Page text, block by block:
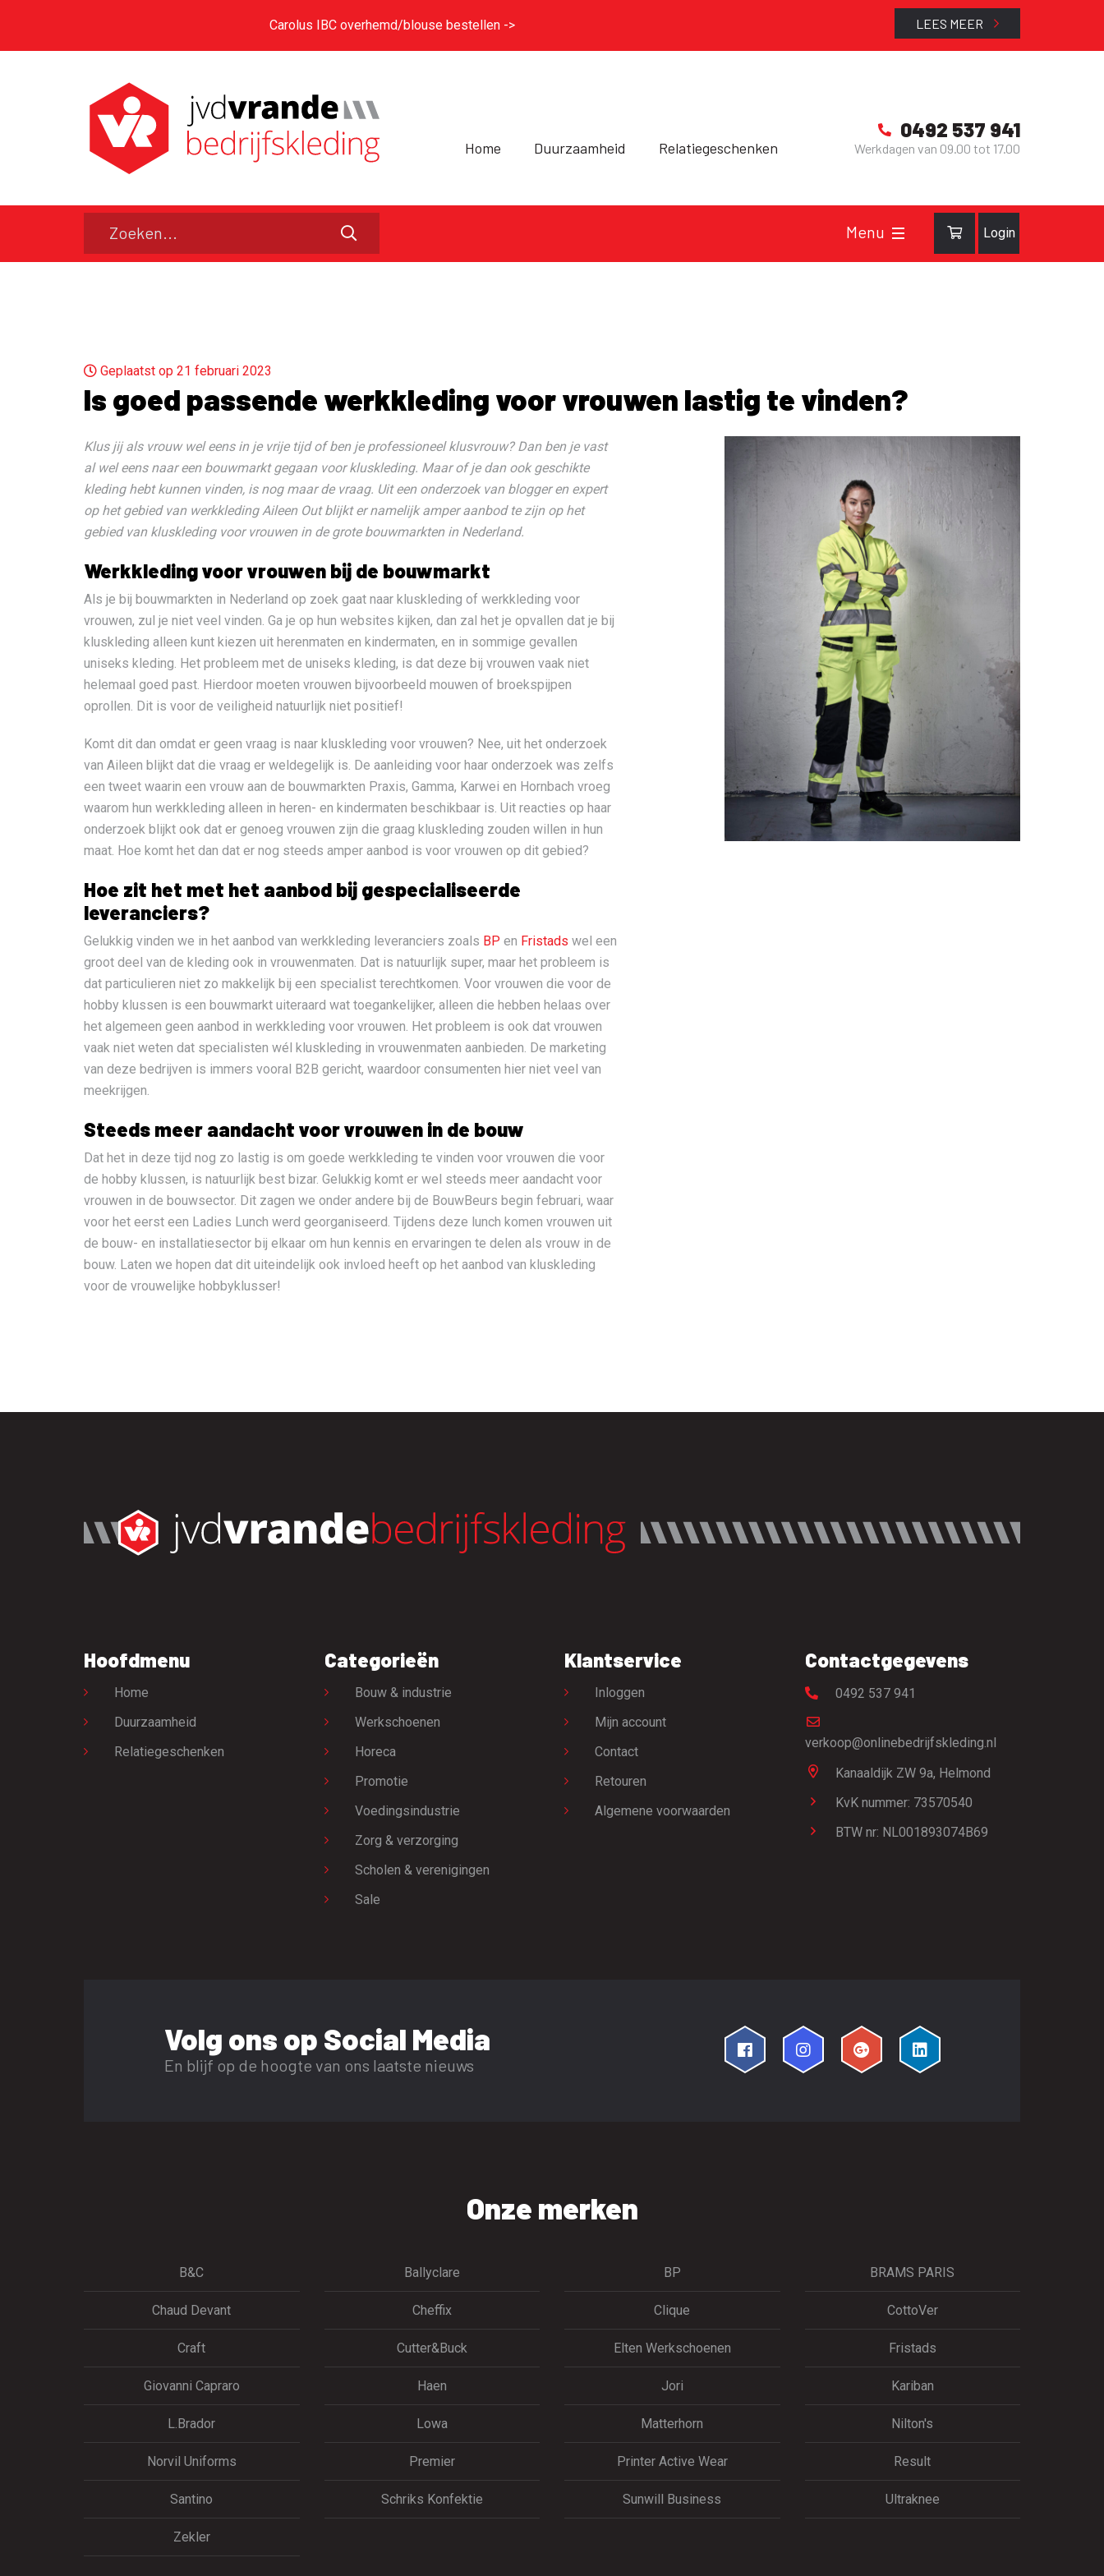
Carolus IBC overhemd/blouse bestellen -> LEES MEER
0492 537 941
Werkdagen van 09.00 tot 17.00
Home Duurzaamheid Relatiegeschenken
Login
Geplaatst op 21 februari 2023
Is goed passende werkkleding voor vrouwen lastig te vinden?
Klus jij als vrouw wel eens in je vrije tijd of ben je professioneel klusvrouw? Dan ben je vast
al wel eens naar een bouwmarkt gegaan voor kluskleding. Maar of je dan ook geschikte
kleding hebt kunnen vinden, is nog maar de vraag. Uit een onderzoek van blogger en expert
op het gebied van werkkleding Aileen Out blijkt er namelijk amper aanbod te zijn op het
gebied van kluskleding voor vrouwen in de grote bouwmarkten in Nederland.
Werkkleding voor vrouwen bij de bouwmarkt
Als je bij bouwmarkten in Nederland op zoek gaat naar kluskleding of werkkleding voor
vrouwen, zul je niet veel vinden. Ga je op hun websites kijken, dan zal het je opvallen dat je bij
kluskleding alleen kunt kiezen uit herenmaten en kindermaten, en in sommige gevallen
uniseks kleding. Het probleem met de uniseks kleding, is dat deze bij vrouwen vaak niet
helemaal goed past. Hierdoor moeten vrouwen bijvoorbeeld mouwen of broekspijpen
oprollen. Dit is voor de veiligheid natuurlijk niet positief!
Komt dit dan omdat er geen vraag is naar kluskleding voor vrouwen? Nee, uit het onderzoek
van Aileen blijkt dat die vraag er weldegelijk is. De aanleiding voor haar onderzoek was zelfs
een tweet waarin een vrouw aan de bouwmarkten Praxis, Gamma, Karwei en Hornbach vroeg
waarom hun werkkleding alleen in heren- en kindermaten beschikbaar is. Uit reacties op haar
onderzoek blijkt ook dat er genoeg vrouwen zijn die graag kluskleding zouden willen in hun
maat. Hoe komt het dan dat er nog steeds amper aanbod is voor vrouwen op dit gebied?
Hoe zit het met het aanbod bij gespecialiseerde
leveranciers?
Gelukkig vinden we in het aanbod van werkkleding leveranciers zoals BP en Fristads wel een
groot deel van de kleding ook in vrouwenmaten. Dat is natuurlijk super, maar het probleem is
dat particulieren niet zo makkelijk bij een specialist terechtkomen. Voor vrouwen die voor de
hobby klussen is een bouwmarkt uiteraard wat toegankelijker, alleen die hebben helaas over
het algemeen geen aanbod in werkkleding voor vrouwen. Het probleem is ook dat vrouwen
vaak niet weten dat specialisten wél kluskleding in vrouwenmaten aanbieden. De marketing
van deze bedrijven is immers vooral B2B gericht, waardoor consumenten hier niet veel van
meekrijgen.
Steeds meer aandacht voor vrouwen in de bouw
Dat het in deze tijd nog zo lastig is om goede werkkleding te vinden voor vrouwen die voor
de hobby klussen, is natuurlijk best bizar. Gelukkig komt er wel steeds meer aandacht voor
vrouwen in de bouwsector. Dit zagen we onder andere bij de BouwBeurs begin februari, waar
voor het eerst een Ladies Lunch werd georganiseerd. Tijdens deze lunch komen vrouwen uit
de bouw- en installatiesector bij elkaar om hun kennis en ervaringen te delen als vrouw in de
bouw. Laten we hopen dat dit uiteindelijk ook invloed heeft op het aanbod van kluskleding
voor de vrouwelijke hobbyklusser!
Hoofdmenu
Home
Duurzaamheid
Relatiegeschenken
Categorieën
Bouw & industrie
Werkschoenen
Horeca
Promotie
Voedingsindustrie
Zorg & verzorging
Scholen & verenigingen
Sale
Klantservice
Inloggen
Mijn account
Contact
Retouren
Algemene voorwaarden
Contactgegevens
0492 537 941
verkoop@onlinebedrijfskleding.nl
Kanaaldijk ZW 9a, Helmond
KvK nummer: 73570540
BTW nr: NL001893074B69
Volg ons op Social Media
En blijf op de hoogte van ons laatste nieuws
Onze merken
B&C Ballyclare BP BRAMS PARIS
Chaud Devant Cheffix Clique CottoVer
Craft Cutter&Buck Elten Werkschoenen Fristads
Giovanni Capraro Haen Jori Kariban
L.Brador Lowa Matterhorn Nilton's
Norvil Uniforms Premier Printer Active Wear Result
Santino Schriks Konfektie Sunwill Business Ultraknee
Zekler